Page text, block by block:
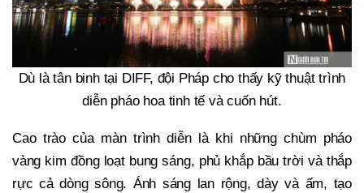
Dù là tân binh tại DIFF, đội Pháp cho thấy kỹ thuật trình
diễn pháo hoa tinh tế và cuốn hút.
Cao trào của màn trình diễn là khi những chùm pháo
vàng kim đồng loạt bung sáng, phủ khắp bầu trời và thắp
rực cả dòng sông. Ánh sáng lan rộng, dày và ấm, tạo